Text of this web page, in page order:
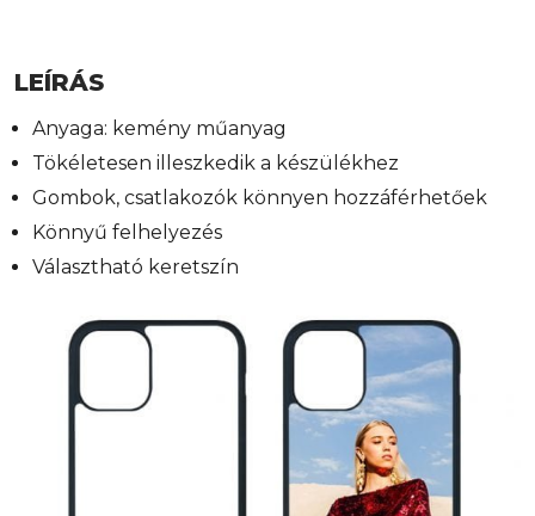
LEÍRÁS
Anyaga: kemény műanyag
Tökéletesen illeszkedik a készülékhez
Gombok, csatlakozók könnyen hozzáférhetőek
Könnyű felhelyezés
Választható keretszín